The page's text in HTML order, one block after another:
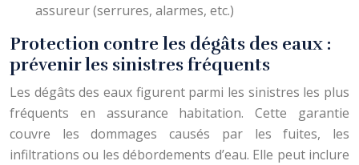
assureur (serrures, alarmes, etc.)
Protection contre les dégâts des eaux :
prévenir les sinistres fréquents
Les dégâts des eaux figurent parmi les sinistres les plus
fréquents en assurance habitation. Cette garantie
couvre les dommages causés par les fuites, les
infiltrations ou les débordements d’eau. Elle peut inclure